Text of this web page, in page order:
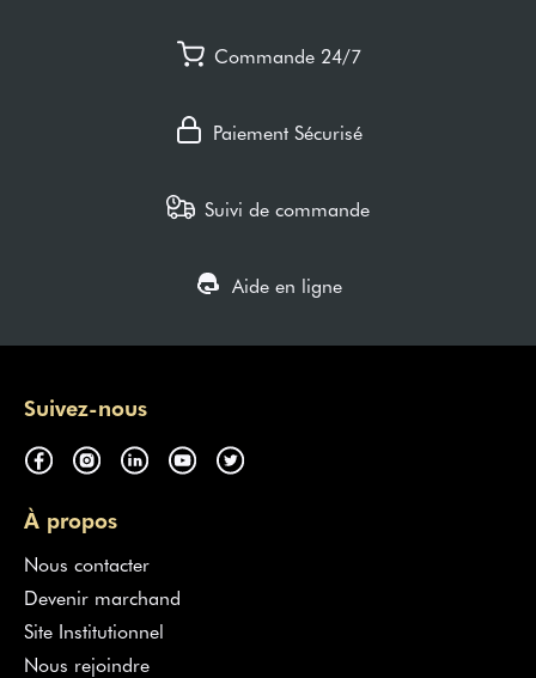
Commande 24/7
Paiement Sécurisé
Suivi de commande
Aide en ligne
Suivez-nous
À propos
Nous contacter
Devenir marchand
Site Institutionnel
Nous rejoindre